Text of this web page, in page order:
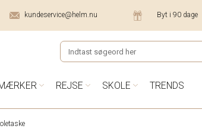
kundeservice@helm.nu Byt i 90 dage
REJSE SKOLE TRENDS